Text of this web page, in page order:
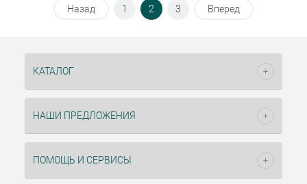
Назад 1 2 3 Вперед
КАТАЛОГ
НАШИ ПРЕДЛОЖЕНИЯ
ПОМОЩЬ И СЕРВИСЫ